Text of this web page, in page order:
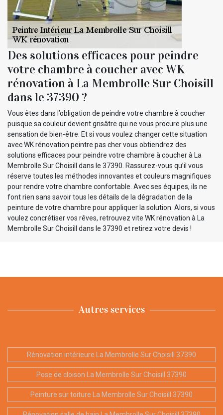
Des solutions efficaces pour peindre
votre chambre à coucher avec WK
rénovation à La Membrolle Sur Choisill
dans le 37390 ?
Vous êtes dans l’obligation de peindre votre chambre à coucher
puisque sa couleur devient grisâtre qui ne vous procure plus une
sensation de bien-être. Et si vous voulez changer cette situation
avec WK rénovation peintre pas cher vous obtiendrez des
solutions efficaces pour peindre votre chambre à coucher à La
Membrolle Sur Choisill dans le 37390. Rassurez-vous qu’il vous
réserve toutes les méthodes innovantes et couleurs magnifiques
pour rendre votre chambre confortable. Avec ses équipes, ils ne
font rien sans savoir tous les détails de la dégradation de la
peinture de votre chambre pour appliquer la solution. Alors, si vous
voulez concrétiser vos rêves, retrouvez vite WK rénovation à La
Membrolle Sur Choisill dans le 37390 et retirez votre devis !
Autres services
Rénovation intérieure La Membrolle Sur Choisill 37390
Pose de cloison La Membrolle Sur Choisill 37390
Peinture sur toiture La Membrolle Sur Choisill 37390